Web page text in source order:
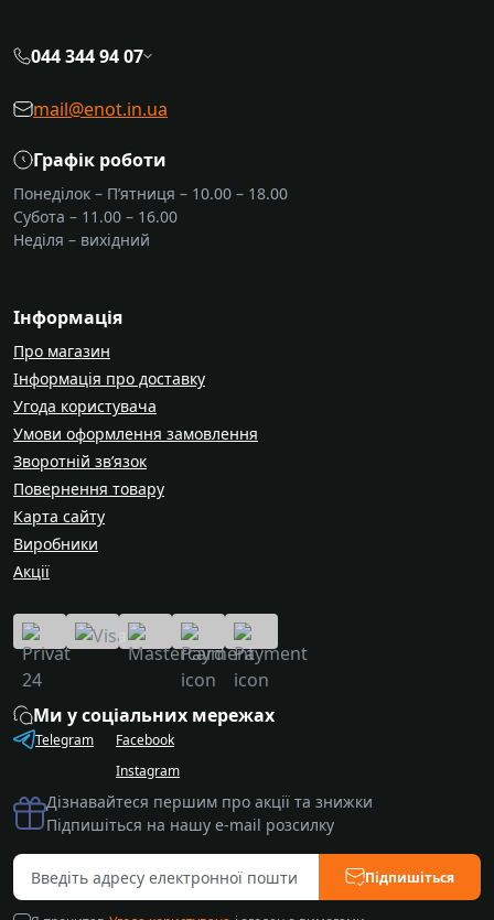
044 344 94 07
mail@enot.in.ua
Графік роботи
Понеділок – П’ятниця – 10.00 – 18.00
Субота – 11.00 – 16.00
Неділя – вихідний
Інформація
Про магазин
Інформація про доставку
Угода користувача
Умови оформлення замовлення
Зворотній зв’язок
Повернення товару
Карта сайту
Виробники
Акції
Ми у соціальних мережах
Telegram
Facebook
Instagram
Дізнавайтеся першим про акції та знижки
Підпишіться на нашу e-mail розсилку
Підпишіться